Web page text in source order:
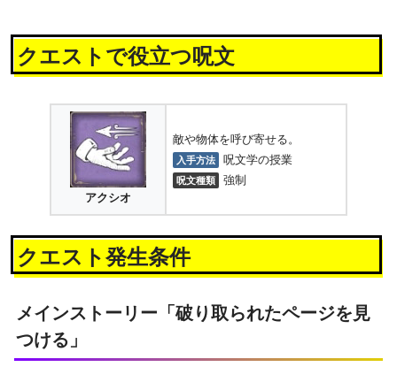
クエストで役立つ呪文
アクシオ
敵や物体を呼び寄せる。
入手方法 呪文学の授業
呪文種類 強制
クエスト発生条件
メインストーリー「破り取られたページを見
つける」